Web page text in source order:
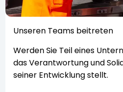
Unseren Teams beitreten
Werden Sie Teil eines
das Verantwortung und
seiner Entwicklung stellt.